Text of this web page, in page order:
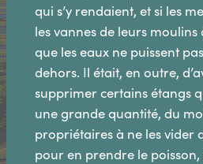
qui s’y rendaient, et si les
les vannes de leurs
que les eaux ne puissent
dehors. Il était, en outre,
supprimer certains étangs
une grande quantité, du
propriétaires à ne les vider
pour en prendre le